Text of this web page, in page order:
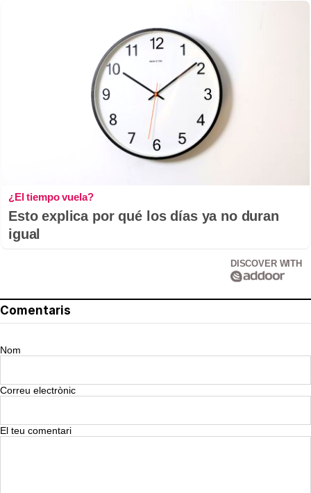
¿El tiempo vuela?
Esto explica por qué los días ya no duran
igual
DISCOVER WITH
Comentaris
Nom
Correu electrònic
El teu comentari